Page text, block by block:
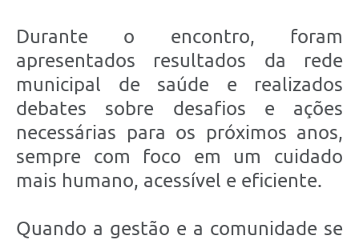
Durante o encontro, foram
apresentados resultados da rede
municipal de saúde e realizados
debates sobre desafios e ações
necessárias para os próximos anos,
sempre com foco em um cuidado
mais humano, acessível e eficiente.
Quando a gestão e a comunidade se